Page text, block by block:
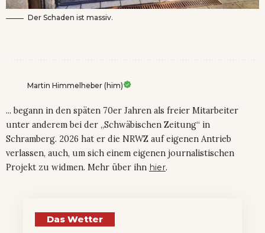
Der Schaden ist massiv.
Martin Himmelheber (him)
... begann in den späten 70er Jahren als freier Mitarbeiter
unter anderem bei der „Schwäbischen Zeitung“ in
Schramberg. 2026 hat er die NRWZ auf eigenen Antrieb
verlassen, auch, um sich einem eigenen journalistischen
Projekt zu widmen. Mehr über ihn hier.
Das Wetter